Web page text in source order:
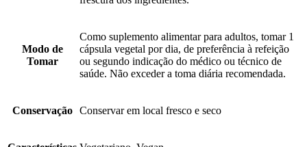
Modo de
Tomar
Como suplemento alimentar para adultos, tomar 1
cápsula vegetal por dia, de preferência à refeição
ou segundo indicação do médico ou técnico de
saúde. Não exceder a toma diária recomendada.
Conservação Conservar em local fresco e seco